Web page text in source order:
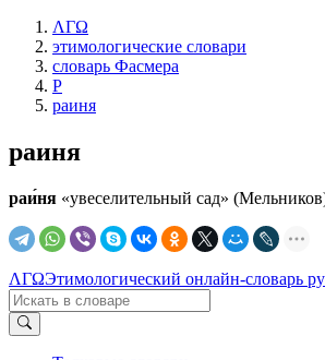
ΛΓΩ
этимологические словари
словарь Фасмера
Р
раиня
раиня
раи́ня «увеселительный сад»
ΛΓΩЭтимологический онлайн-словарь